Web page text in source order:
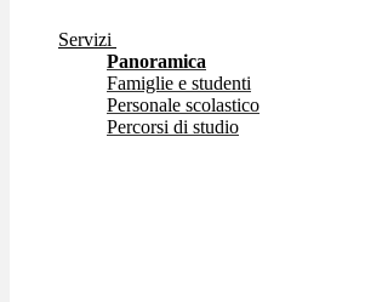
Servizi
Panoramica
Famiglie e studenti
Personale scolastico
Percorsi di studio